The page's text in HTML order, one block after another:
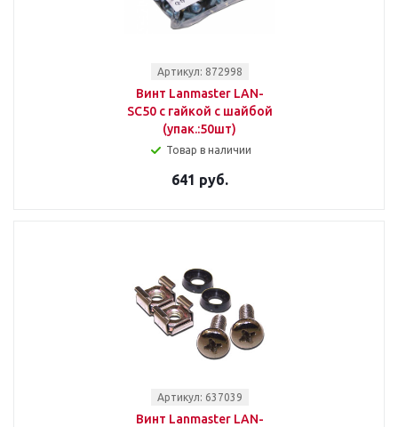
Артикул: 872998
Винт Lanmaster LAN-
SC50 с гайкой с шайбой
(упак.:50шт)
Товар в наличии
641 руб.
Артикул: 637039
Винт Lanmaster LAN-